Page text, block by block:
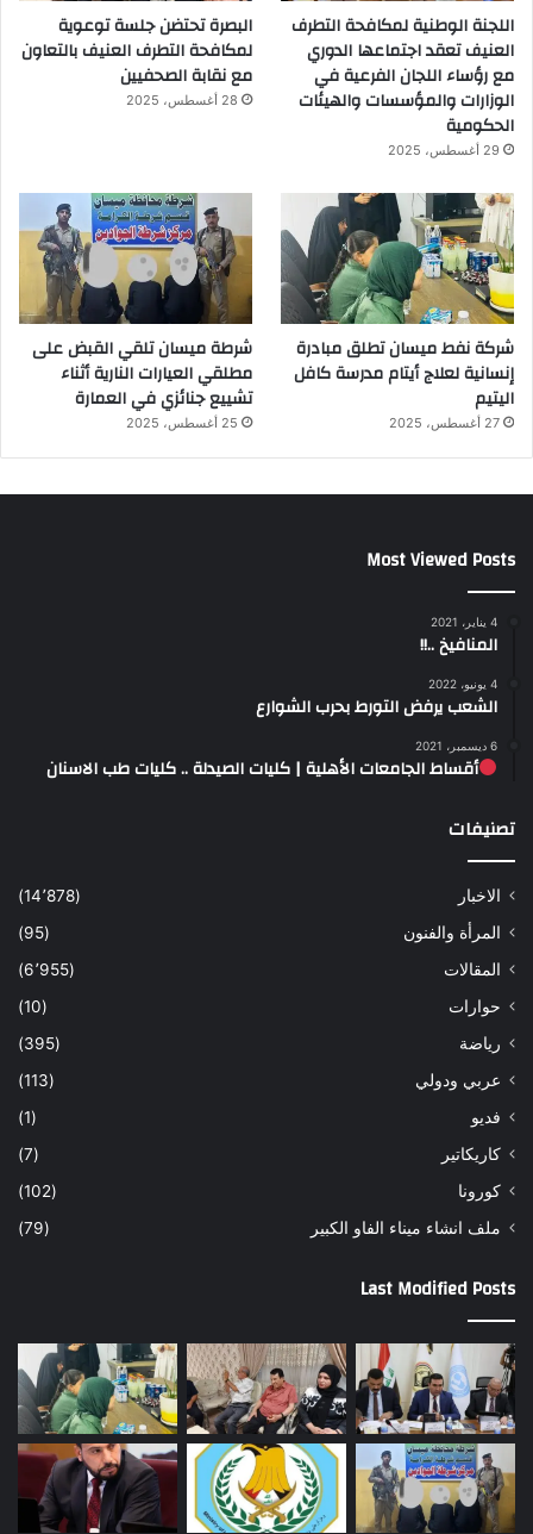
اللجنة الوطنية لمكافحة التطرف
العنيف تعقد اجتماعها الدوري
مع رؤساء اللجان الفرعية في
الوزارات والمؤسسات والهيئات
الحكومية
29 أغسطس، 2025
البصرة تحتضن جلسة توعوية
لمكافحة التطرف العنيف بالتعاون
مع نقابة الصحفيين
28 أغسطس، 2025
شركة نفط ميسان تطلق مبادرة
إنسانية لعلاج أيتام مدرسة كافل
اليتيم
27 أغسطس، 2025
شرطة ميسان تلقي القبض على
مطلقي العيارات النارية أثناء
تشييع جنائزي في العمارة
25 أغسطس، 2025
Most Viewed Posts
4 يناير، 2021
المنافيخ ..!!
4 يونيو، 2022
الشعب يرفض التورط بحرب الشوارع
6 ديسمبر، 2021
أقساط الجامعات الأهلية | كليات الصيدلة .. كليات طب الاسنان
تصنيفات
الاخبار
(14٬878)
المرأة والفنون
(95)
المقالات
(6٬955)
حوارات
(10)
رياضة
(395)
عربي ودولي
(113)
فديو
(1)
كاريكاتير
(7)
كورونا
(102)
ملف انشاء ميناء الفاو الكبير
(79)
Last Modified Posts